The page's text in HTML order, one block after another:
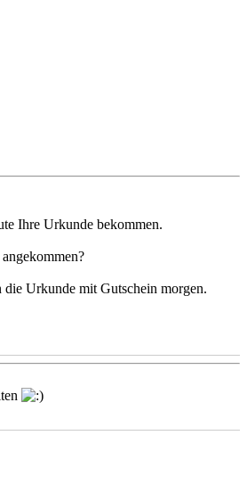
Ihre Urkunde bekommen.
Urkunde mit Gutschein morgen.